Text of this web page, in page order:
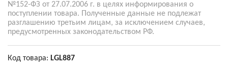
№152-ФЗ от 27.07.2006 г. в целях информирования о
поступлении товара. Полученные данные не подлежат
разглашению третьим лицам, за исключением случаев,
предусмотренных законодательством РФ.
Код товара: LGL887